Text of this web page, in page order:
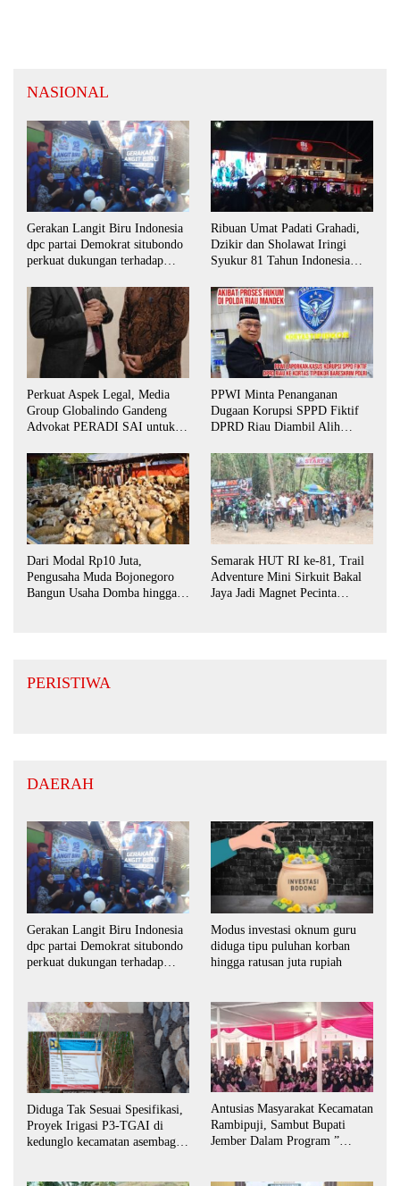
NASIONAL
Gerakan Langit Biru Indonesia
dpc partai Demokrat situbondo
perkuat dukungan terhadap
Ribuan Umat Padati Grahadi,
Dzikir dan Sholawat Iringi
Syukur 81 Tahun Indonesia
Perkuat Aspek Legal, Media
Group Globalindo Gandeng
Advokat PERADI SAI untuk
PPWI Minta Penanganan
Dugaan Korupsi SPPD Fiktif
DPRD Riau Diambil Alih
Dari Modal Rp10 Juta,
Pengusaha Muda Bojonegoro
Bangun Usaha Domba hingga
Semarak HUT RI ke-81, Trail
Adventure Mini Sirkuit Bakal
Jaya Jadi Magnet Pecinta
PERISTIWA
DAERAH
Gerakan Langit Biru Indonesia
dpc partai Demokrat situbondo
perkuat dukungan terhadap
Modus investasi oknum guru
diduga tipu puluhan korban
hingga ratusan juta rupiah
Diduga Tak Sesuai Spesifikasi,
Proyek Irigasi P3-TGAI di
kedunglo kecamatan asembagus
Antusias Masyarakat Kecamatan
Rambipuji, Sambut Bupati
Jember Dalam Program ”